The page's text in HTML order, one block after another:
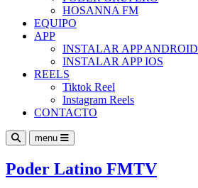
HOSANNA FM
EQUIPO
APP
INSTALAR APP ANDROID
INSTALAR APP IOS
REELS
Tiktok Reel
Instagram Reels
CONTACTO
menu
Poder Latino FMTV